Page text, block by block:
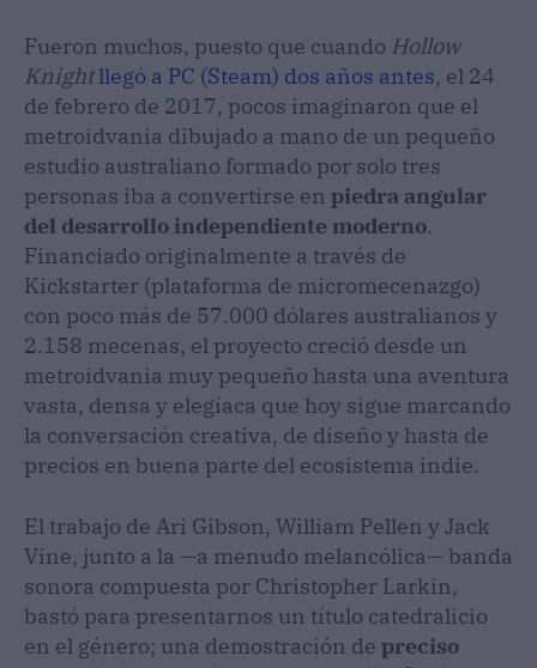
Fueron muchos, puesto que cuando Hollow
Knightllegó a PC (Steam) dos años antes, el 24
de febrero de 2017, pocos imaginaron que el
metroidvania dibujado a mano de un pequeño
estudio australiano formado por solo tres
personas iba a convertirse en piedra angular
del desarrollo independiente moderno.
Financiado originalmente a través de
Kickstarter (plataforma de micromecenazgo)
con poco más de 57.000 dólares australianos y
2.158 mecenas, el proyecto creció desde un
metroidvania muy pequeño hasta una aventura
vasta, densa y elegíaca que hoy sigue marcando
la conversación creativa, de diseño y hasta de
precios en buena parte del ecosistema indie.
El trabajo de Ari Gibson, William Pellen y Jack
Vine, junto a la —a menudo melancólica— banda
sonora compuesta por Christopher Larkin,
bastó para presentarnos un título catedralicio
en el género; una demostración de preciso